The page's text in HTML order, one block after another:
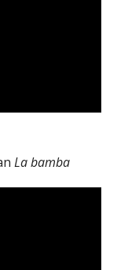
La bamba